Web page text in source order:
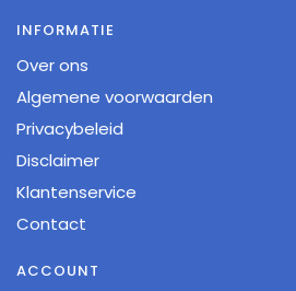
INFORMATIE
Over ons
Algemene voorwaarden
Privacybeleid
Disclaimer
Klantenservice
Contact
ACCOUNT